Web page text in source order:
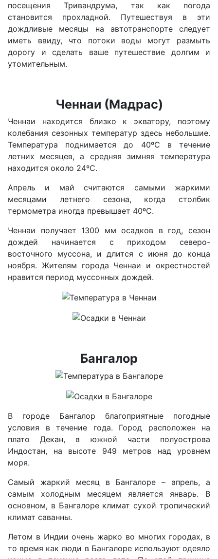
посещения Тривандрума, так как погода
становится прохладной. Путешествуя в эти
дождливые месяцы на автотранспорте следует
иметь ввиду, что потоки воды могут размыть
дорогу и сделать ваше путешествие долгим и
утомительным.
Ченнаи (Мадрас)
Ченнаи находится близко к экватору, поэтому
колебания сезонных температур здесь небольшие.
Температура поднимается до 40ºC в течение
летних месяцев, а средняя зимняя температура
находится около 24ºC.
Апрель и май считаются самыми жаркими
месяцами летнего сезона, когда столбик
термометра иногда превышает 40ºC.
Ченнаи получает 1300 мм осадков в год, сезон
дождей начинается с приходом северо-
восточного муссона, и длится с июня до конца
ноября. Жителям города Ченнаи и окрестностей
нравится период муссонных дождей.
Бангалор
В городе Бангалор благоприятные погодные
условия в течение года. Город расположен на
плато Декан, в южной части полуострова
Индостан, на высоте 949 метров над уровнем
моря.
Самый жаркий месяц в Бангалоре – апрель, а
самым холодным месяцем является январь. В
основном, в Бангалоре климат сухой тропический
климат саванны.
Летом в Индии очень жарко во многих городах, в
то время как люди в Бангалоре используют одеяло